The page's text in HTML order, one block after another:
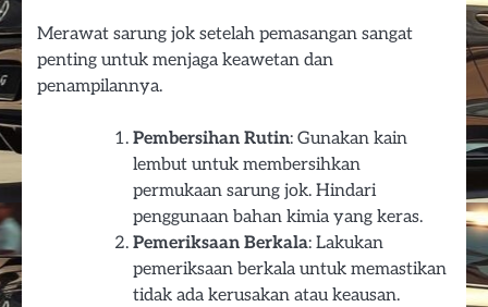
Merawat sarung jok setelah pemasangan sangat
penting untuk menjaga keawetan dan
penampilannya.
Pembersihan Rutin: Gunakan kain
lembut untuk membersihkan
permukaan sarung jok. Hindari
penggunaan bahan kimia yang keras.
Pemeriksaan Berkala: Lakukan
pemeriksaan berkala untuk memastikan
tidak ada kerusakan atau keausan.